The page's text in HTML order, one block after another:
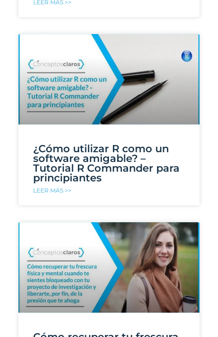
LEER MÁS >>
¿Cómo utilizar R como un
software amigable? –
Tutorial R Commander para
principiantes
LEER MÁS >>